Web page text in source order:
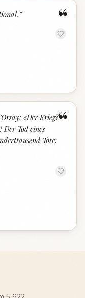
“
”
“
«Der Krieg?
Tod eines
Tote: